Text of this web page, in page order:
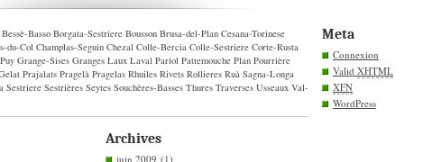
Bessè-Basso Borgata-Sestriere Bousson Brusa-del-Plan Cesana-Torinese
du-Col Champlas-Seguin Chezal Colle-Bercia Colle-Sestriere Corte-Rusta
Grange-Sises Granges Laux Laval Pariol Pattemouche Plan Pourrière
Prajalats Pragelà Pragelas Rhuiles Rivets Rollieres Ruà Sagna-Longa
Sestriere Sestrières Seytes Souchères-Basses Thures Traverses Usseaux Val-
Archives
juin 2009 (1)
Meta
Connexion
Valid XHTML
XFN
WordPress